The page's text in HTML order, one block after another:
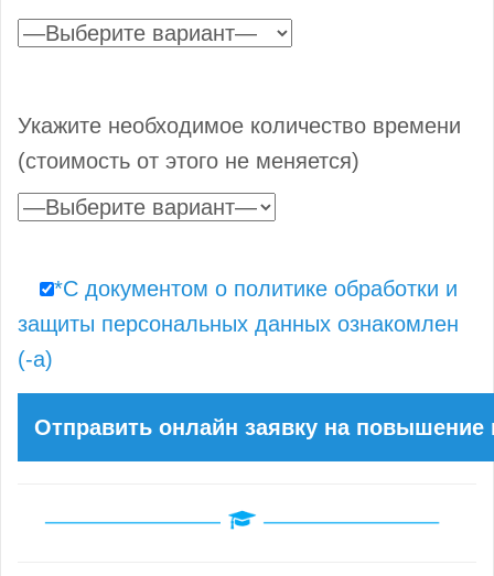
Укажите необходимое количество времени
(стоимость от этого не меняется)
*С документом о политике обработки и
защиты персональных данных ознакомлен
(-а)